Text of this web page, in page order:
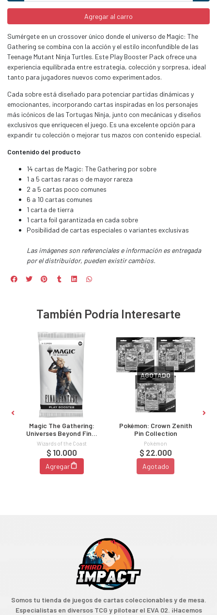
Agregar al carro
Sumérgete en un crossover único donde el universo de Magic: The
Gathering se combina con la acción y el estilo inconfundible de las
Teenage Mutant Ninja Turtles. Este Play Booster Pack ofrece una
experiencia equilibrada entre estrategia, colección y sorpresa, ideal
tanto para jugadores nuevos como experimentados.
Cada sobre está diseñado para potenciar partidas dinámicas y
emocionantes, incorporando cartas inspiradas en los personajes
más icónicos de las Tortugas Ninja, junto con mecánicas y diseños
exclusivos que enriquecen el juego. Es una excelente opción para
expandir tu colección o mejorar tus mazos con contenido especial.
Contenido del producto
14 cartas de Magic: The Gathering por sobre
1 a 5 cartas raras o de mayor rareza
2 a 5 cartas poco comunes
6 a 10 cartas comunes
1 carta de tierra
1 carta foil garantizada en cada sobre
Posibilidad de cartas especiales o variantes exclusivas
Las imágenes son referenciales e información es entregada
por el distribuidor, pueden existir cambios.
También Podría Interesarte
Magic The Gathering:
Universes Beyond Final
Fantasy Play Booster
Pack
Wizards of the Coast
$ 10.000
Agregar
AGOTADO
Pokémon: Crown Zenith
Pin Collection
Pokémon
$ 22.000
Agotado
Somos tu tienda de juegos de cartas coleccionables y de mesa.
Especialistas en diversos TCG y pilotear el EVA 02. ¡Hacemos